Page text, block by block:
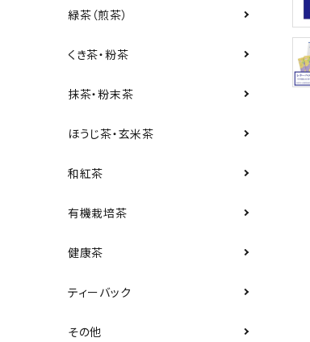
受付時間：9:00～18:00
緑茶（煎茶）
くき茶・粉茶
抹茶・粉末茶
ほうじ茶・玄米茶
和紅茶
有機栽培茶
健康茶
ティーバック
その他